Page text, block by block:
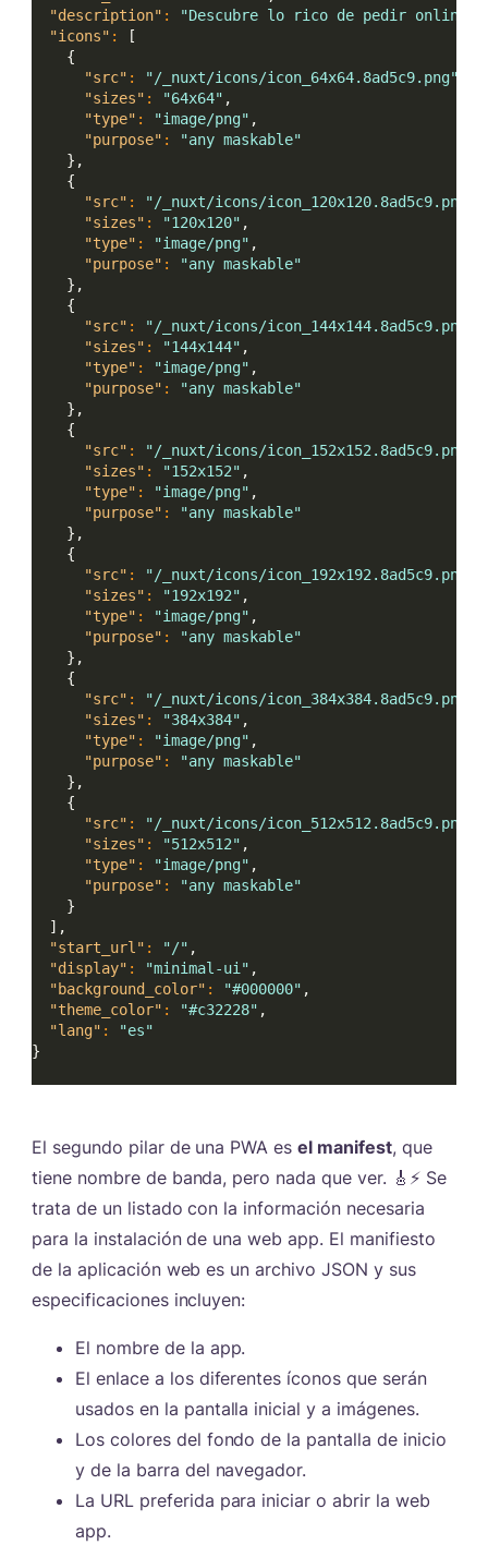
"description" : "Descubre lo rico de pedir online."
"icons" :
[
{
"src" : "/_nuxt/icons/icon_64x64.8ad5c9.png"
"sizes" : "64x64" ,
"type" : "image/png" ,
"purpose" :
"any maskable"
} ,
{
"src" : "/_nuxt/icons/icon_120x120.8ad5c9.png"
"sizes" : "120x120" ,
"type" : "image/png" ,
"purpose" :
"any maskable"
} ,
{
"src" : "/_nuxt/icons/icon_144x144.8ad5c9.png"
"sizes" : "144x144" ,
"type" : "image/png" ,
"purpose" :
"any maskable"
} ,
{
"src" : "/_nuxt/icons/icon_152x152.8ad5c9.png"
"sizes" : "152x152" ,
"type" : "image/png" ,
"purpose" :
"any maskable"
} ,
{
"src" : "/_nuxt/icons/icon_192x192.8ad5c9.png"
"sizes" : "192x192" ,
"type" : "image/png" ,
"purpose" :
"any maskable"
} ,
{
"src" : "/_nuxt/icons/icon_384x384.8ad5c9.png"
"sizes" : "384x384" ,
"type" : "image/png" ,
"purpose" :
"any maskable"
} ,
{
"src" : "/_nuxt/icons/icon_512x512.8ad5c9.png"
"sizes" : "512x512" ,
"type" : "image/png" ,
"purpose" :
"any maskable"
}
] ,
"start_url" : "/" ,
"display" : "minimal-ui" ,
"background_color" : "#000000" ,
"theme_color" : "#c32228" ,
"lang" :
"es"
}
El segundo pilar de una PWA esel manifest, que
tiene nombre de banda, pero nada que ver. 🎸⚡ Se
trata de un listado con la información necesaria
para la instalación de una web app. El manifiesto
de la aplicación web es un archivo JSON y sus
especificaciones incluyen:
El nombre de la app.
El enlace a los diferentes íconos que serán
usados en la pantalla inicial y a imágenes.
Los colores del fondo de la pantalla de inicio
y de la barra del navegador.
La URL preferida para iniciar o abrir la web
app.